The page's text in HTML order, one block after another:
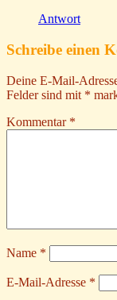
Antwort
Schreibe einen
Deine E-Mail-
Felder sind mit *
Kommentar *
Name *
E-Mail-Adresse *